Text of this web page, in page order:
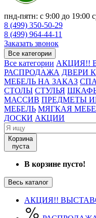
пнд-пятн: с 9:00 до 19:00
8 (499) 350-50-29
8 (499) 964-44-11
Заказать звонок
Все категории
Все категории АКЦИЯ!!
РАСПРОДАЖА ДВЕРИ
МЕБЕЛЬ НА ЗАКАЗ
СТОЛЫ СТУЛЬЯ
МАССИВ ПРЕДМЕТЫ
МЕБЕЛЬ МЯГКАЯ
ДОСКИ АКЦИИ
Корзина
пуста
В корзине пусто!
Весь каталог
АКЦИЯ!!